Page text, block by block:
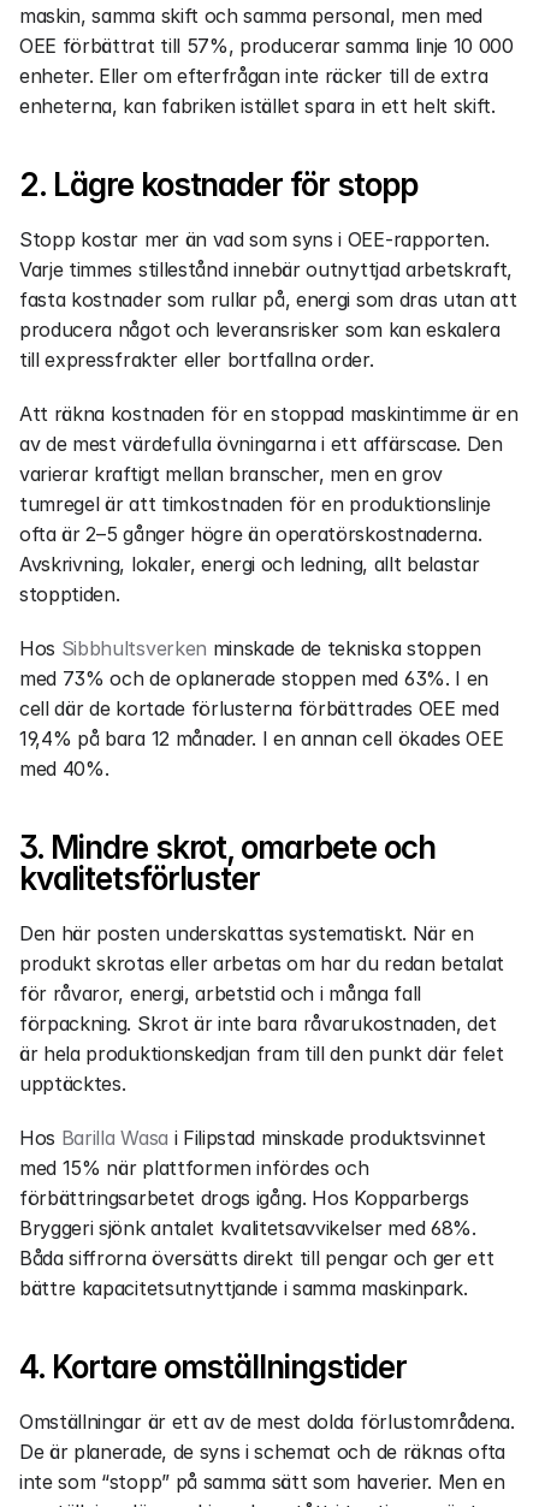
maskin, samma skift och samma personal, men med
OEE förbättrat till 57%, producerar samma linje 10 000
enheter. Eller om efterfrågan inte räcker till de extra
enheterna, kan fabriken istället spara in ett helt skift.
2. Lägre kostnader för stopp
Stopp kostar mer än vad som syns i OEE-rapporten.
Varje timmes stillestånd innebär outnyttjad arbetskraft,
fasta kostnader som rullar på, energi som dras utan att
producera något och leveransrisker som kan eskalera
till expressfrakter eller bortfallna order.
Att räkna kostnaden för en stoppad maskintimme är en
av de mest värdefulla övningarna i ett affärscase. Den
varierar kraftigt mellan branscher, men en grov
tumregel är att timkostnaden för en produktionslinje
ofta är 2–5 gånger högre än operatörskostnaderna.
Avskrivning, lokaler, energi och ledning, allt belastar
stopptiden.
Hos Sibbhultsverken minskade de tekniska stoppen
med 73% och de oplanerade stoppen med 63%. I en
cell där de kortade förlusterna förbättrades OEE med
19,4% på bara 12 månader. I en annan cell ökades OEE
med 40%.
3. Mindre skrot, omarbete och
kvalitetsförluster
Den här posten underskattas systematiskt. När en
produkt skrotas eller arbetas om har du redan betalat
för råvaror, energi, arbetstid och i många fall
förpackning. Skrot är inte bara råvarukostnaden, det
är hela produktionskedjan fram till den punkt där felet
upptäcktes.
Hos Barilla Wasa i Filipstad minskade produktsvinnet
med 15% när plattformen infördes och
förbättringsarbetet drogs igång. Hos Kopparbergs
Bryggeri sjönk antalet kvalitetsavvikelser med 68%.
Båda siffrorna översätts direkt till pengar och ger ett
bättre kapacitetsutnyttjande i samma maskinpark.
4. Kortare omställningstider
Omställningar är ett av de mest dolda förlustområdena.
De är planerade, de syns i schemat och de räknas ofta
inte som “stopp” på samma sätt som haverier. Men en